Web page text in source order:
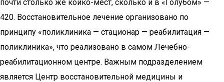
почти столько же койко-мест, сколько и в «Голубом» —
420. Восстановительное лечение организовано по
принципу «поликлиника — стационар — реабилитация —
поликлиника», что реализовано в самом Лечебно-
реабилитационном центре. Важным подразделением
является Центр восстановительной медицины и